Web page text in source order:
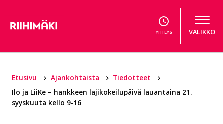
YHTEYS VALIKKO
Etusivu Ajankohtaista
Tiedotteet
Ilo ja LiiKe – hankkeen lajikokeilupäivä lauantaina 21.
syyskuuta kello 9-16